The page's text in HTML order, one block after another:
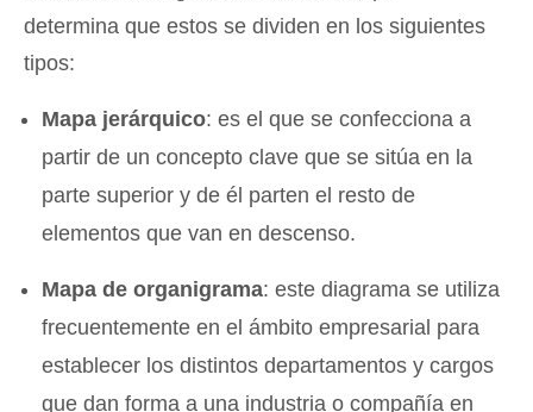
determina que estos se dividen en los siguientes
tipos:
Mapa jerárquico: es el que se confecciona a
partir de un concepto clave que se sitúa en la
parte superior y de él parten el resto de
elementos que van en descenso.
Mapa de organigrama: este diagrama se utiliza
frecuentemente en el ámbito empresarial para
establecer los distintos departamentos y cargos
que dan forma a una industria o compañía en